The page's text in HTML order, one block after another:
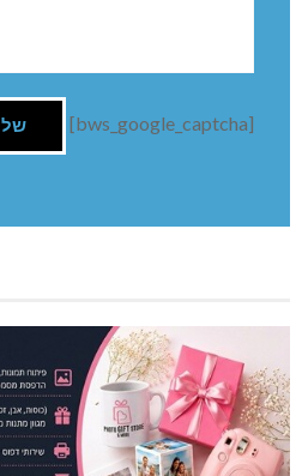
[bws_google_captcha]